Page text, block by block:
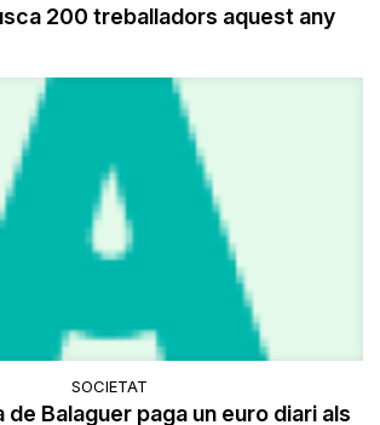
200 treballadors aquest any
SOCIETAT
de Balaguer paga un euro diari als